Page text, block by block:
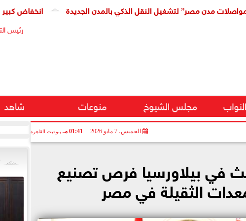
انخفاض كبير فى سعر مصر” لتشغيل النقل الذكي بالمدن الجديدة
رئيس
مجلس الشيوخ منوعات شاهد
الخميس، 7 مايو 2026 01:41 مـ بتوقيت القاهرة
في بيلاورسيا فرص تصنيع
الثقيلة في مصر